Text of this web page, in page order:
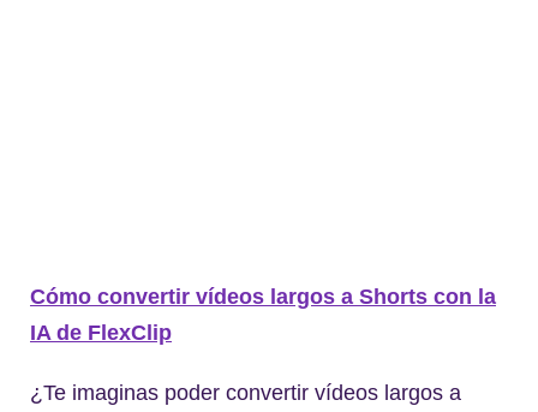
Cómo convertir vídeos largos a Shorts con la
IA de FlexClip
¿Te imaginas poder convertir vídeos largos a